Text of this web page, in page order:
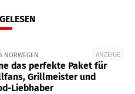
ANZEIGE
NORWEGEN
das perfekte Paket für
Grillmeister und
Liebhaber